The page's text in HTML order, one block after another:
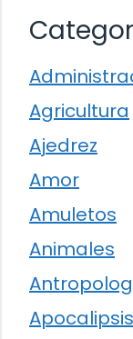
Agricultura
Ajedrez
Amor
Amuletos
Animales
Apocalipsis